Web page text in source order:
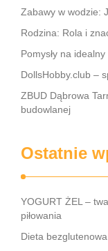
Zabawy w wodzie:
Rodzina: Rola i
Pomysły na
DollsHobby.club –
ZBUD Dąbrowa
budowlanej
Ostatnie
YOGURT ŻEL –
piłowania
Dieta